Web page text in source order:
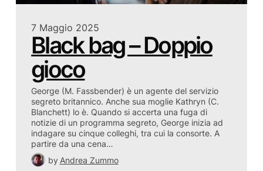
7 Maggio 2025
Black bag – Doppio
gioco
George (M. Fassbender) è un agente del servizio
segreto britannico. Anche sua moglie Kathryn (C.
Blanchett) lo è. Quando si accerta una fuga di
notizie di un programma segreto, George inizia ad
indagare su cinque colleghi, tra cui la consorte. A
partire da una cena…
by Andrea Zummo